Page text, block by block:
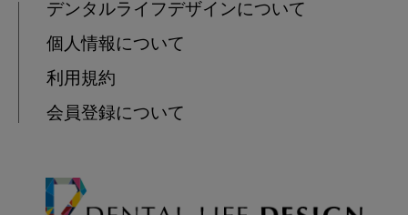
デンタルライフデザインについて
個人情報について
利用規約
会員登録について